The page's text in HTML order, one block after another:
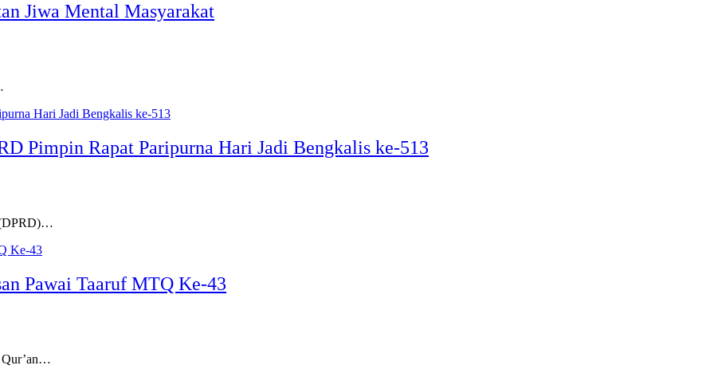
Jiwa Mental Masyarakat
Pimpin Rapat Paripurna Hari Jadi Bengkalis ke-513
(DPRD)…
Pawai Taaruf MTQ Ke-43
Qur’an…